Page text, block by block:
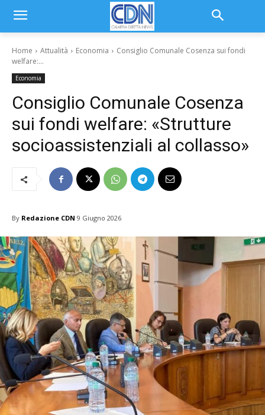
Home Attualità Economia
Consiglio Comunale Cosenza sui fondi
welfare:...
Economia
Consiglio Comunale Cosenza
sui fondi welfare: «Strutture
socioassistenziali al collasso»
By Redazione CDN 9 Giugno 2026